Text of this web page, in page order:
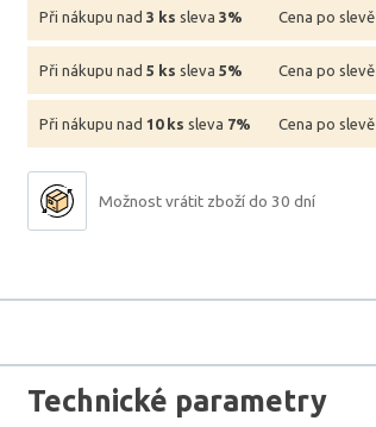
Při nákupu nad 3 ks sleva 3% Cena po slevě
Při nákupu nad 5 ks sleva 5% Cena po slevě
Při nákupu nad 10 ks sleva 7% Cena po slevě
Možnost vrátit zboží do 30 dní
Technické parametry